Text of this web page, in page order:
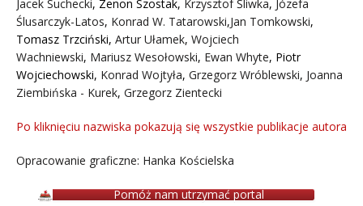
Jacek Suchecki, Zenon Szostak, Krzysztof Śliwka, Józefa
Ślusarczyk-Latos, Konrad W. Tatarowski,Jan Tomkowski,
Tomasz Trzciński, Artur Ułamek, Wojciech
Wachniewski, Mariusz Wesołowski, Ewan Whyte, Piotr
Wojciechowski, Konrad Wojtyła, Grzegorz Wróblewski, Joanna
Ziembińska - Kurek, Grzegorz Zientecki
Po kliknięciu nazwiska pokazują się wszystkie publikacje autora
Opracowanie graficzne: Hanka Kościelska
Pomóż nam utrzymać portal